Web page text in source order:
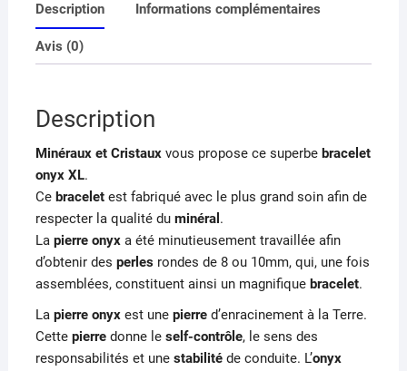
Description Informations complémentaires
Avis (0)
Description
Minéraux et Cristauxvous propose ce superbe bracelet
onyx XL.
Ce braceletest fabriqué avec le plus grand soin afin de
respecter la qualité du minéral .
La pierre onyx a été minutieusement travaillée afin
d’obtenir des perlesrondes de 8 ou 10mm, qui, une fois
assemblées, constituent ainsi un magnifique bracelet.
Lapierre onyx est une pierred’enracinement à la Terre.
Cette pierredonne le self-contrôle, le sens des
responsabilités et une stabilitéde conduite. L’onyx